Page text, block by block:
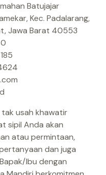
Batujajar
Kec. Padalarang,
Jawa Barat 40553
tak usah khawatir
sipil Anda akan
atau permintaan,
dan juga
Ibu dengan